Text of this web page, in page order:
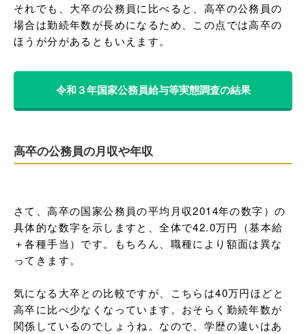
それでも、大卒の公務員に比べると、高卒の公務員の
場合は勤続年数が長めになるため、この点では高卒の
ほうが分があるともいえます。
令和３年国家公務員給与等実態調査の結果
高卒の公務員の月収や年収
さて、高卒の国家公務員の平均月収2014年の数字）の
具体的な数字を示しますと、全体で42.0万円（基本給
＋各種手当）です。もちろん、職種により額面は異な
ってきます。
気になる大卒との比較ですが、こちらは40万円ほどと
高卒に比べ少なくなっています。おそらく勤続年数が
関係しているのでしょうね。なので、学歴の違いはあ